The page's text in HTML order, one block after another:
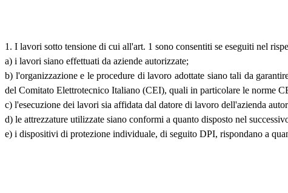
1. I lavori sotto tensione di cui all'art. 1 sono consentiti se eseguiti nel
a) i lavori siano effettuati da aziende autorizzate;
b) l'organizzazione e le procedure di lavoro adottate siano tali da
del Comitato Elettrotecnico Italiano (CEI), quali in particolare le norme
c) l'esecuzione dei lavori sia affidata dal datore di lavoro dell'azienda
d) le attrezzature utilizzate siano conformi a quanto disposto nel
e) i dispositivi di protezione individuale, di seguito DPI, rispondano a